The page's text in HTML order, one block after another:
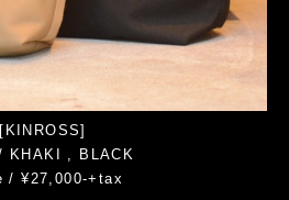
[KINROSS]
KHAKI , BLACK
/ ¥27,000-+tax